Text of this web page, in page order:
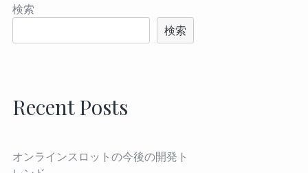
検索
検索
Recent Posts
オンラインスロットの今後の開発ト